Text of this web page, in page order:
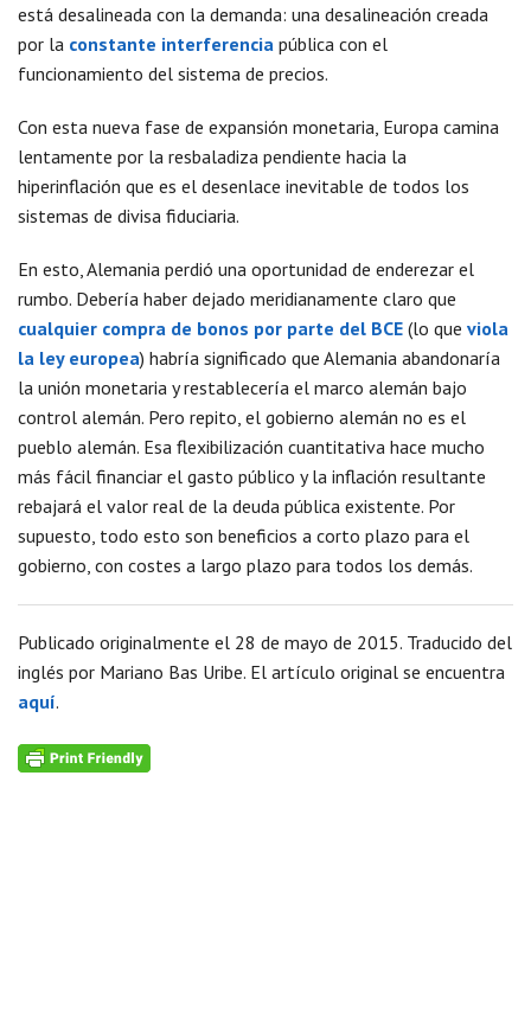
está desalineada con la demanda: una desalineación creada
por la constante interferencia pública con el
funcionamiento del sistema de precios.
Con esta nueva fase de expansión monetaria, Europa camina
lentamente por la resbaladiza pendiente hacia la
hiperinflación que es el desenlace inevitable de todos los
sistemas de divisa fiduciaria.
En esto, Alemania perdió una oportunidad de enderezar el
rumbo. Debería haber dejado meridianamente claro que
cualquier compra de bonos por parte del BCE (lo que viola
la ley europea) habría significado que Alemania abandonaría
la unión monetaria y restablecería el marco alemán bajo
control alemán. Pero repito, el gobierno alemán no es el
pueblo alemán. Esa flexibilización cuantitativa hace mucho
más fácil financiar el gasto público y la inflación resultante
rebajará el valor real de la deuda pública existente. Por
supuesto, todo esto son beneficios a corto plazo para el
gobierno, con costes a largo plazo para todos los demás.
Publicado originalmente el 28 de mayo de 2015. Traducido del
inglés por Mariano Bas Uribe. El artículo original se encuentra
aquí.